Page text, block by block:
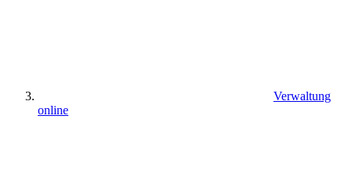
Verwaltung
online